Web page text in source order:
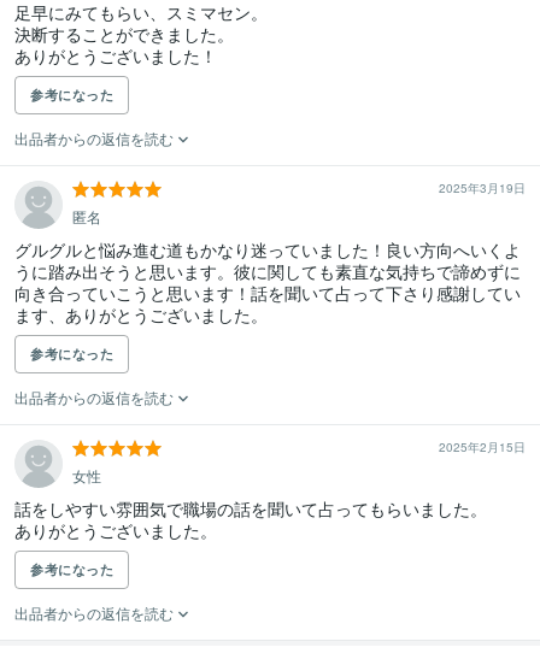
足早にみてもらい、スミマセン。
決断することができました。
ありがとうございました！
参考になった
出品者からの返信を読む
2025年3月19日
匿名
グルグルと悩み進む道もかなり迷っていました！良い方向へいくよ
うに踏み出そうと思います。彼に関しても素直な気持ちで諦めずに
向き合っていこうと思います！話を聞いて占って下さり感謝してい
ます、ありがとうございました。
参考になった
出品者からの返信を読む
2025年2月15日
女性
話をしやすい雰囲気で職場の話を聞いて占ってもらいました。
ありがとうございました。
参考になった
出品者からの返信を読む